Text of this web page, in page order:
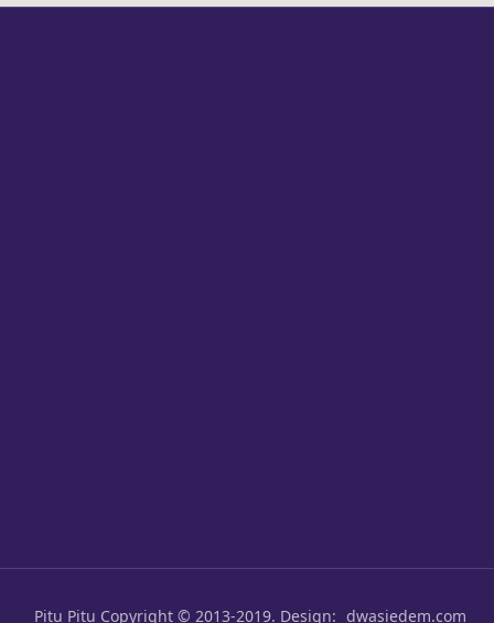
Pitu Pitu Copyright © 2013-2019. Design: dwasiedem.com